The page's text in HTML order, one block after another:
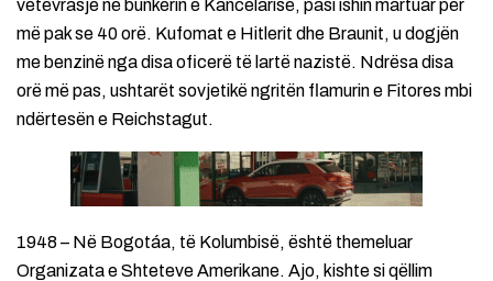
vetëvrasje në bunkerin e Kancelarisë, pasi ishin martuar për
më pak se 40 orë. Kufomat e Hitlerit dhe Braunit, u dogjën
me benzinë nga disa oficerë të lartë nazistë. Ndrësa disa
orë më pas, ushtarët sovjetikë ngritën flamurin e Fitores mbi
ndërtesën e Reichstagut.
1948 – Në Bogotáa, të Kolumbisë, është themeluar
Organizata e Shteteve Amerikane. Ajo, kishte si qëllim